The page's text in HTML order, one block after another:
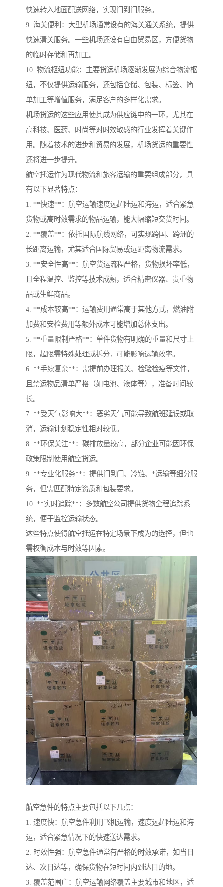
快速转入地面配送网络，实现门到门服务。
9. 海关便利：大型机场通常设有的海关通关系统，提供
快速清关服务。一些机场还设有自由贸易区，方便货物
的临时存储和再加工。
10. 物流枢纽功能：主要货运机场逐渐发展为综合物流枢
纽，不仅提供运输服务，还包括仓储、包装、标签、简
单加工等增值服务，满足客户的多样化需求。
机场货运的这些应用使其成为供应链中的一环，尤其在
高科技、医药、时尚等对时效敏感的行业发挥着关键作
用。随着技术的进步和贸易的发展，机场货运的重要性
还将进一步提升。
航空托运作为现代物流和旅客运输的重要组成部分，具
有以下显著特点：
1. **快速**：航空运输速度远超陆运和海运，适合紧急
货物或高时效需求的物品运输，能大幅缩短交货时间。
2. **覆盖**：依托国际航线网络，可实现跨国、跨洲的
长距离运输，尤其适合国际贸易或远距离物流需求。
3. **安全性高**：航空货运流程严格，货物损坏率低，
且全程温控、监控等技术成熟，适合精密仪器、贵重物
品或生鲜商品。
4. **成本较高**：运输费用通常高于其他方式，燃油附
加费和安检费用等额外成本可能增加总体支出。
5. **重量限制严格**：单件货物有明确的重量和尺寸上
限，超限需特殊处理或拆分，可能影响运输效率。
6. **手续复杂**：需提前办理报关、检验检疫等文件，
且禁运物品清单严格（如电池、液体等），准备时间较
长。
7. **受天气影响大**：恶劣天气可能导致航班延误或取
消，运输计划稳定性相对较低。
8. **环保关注**：碳排放量较高，部分企业可能因环保
政策限制使用航空货运。
9. **专业化服务**：提供门到门、冷链、*运输等细分服
务，但需匹配特定资质和包装要求。
10. **实时追踪**：多数航空公司提供货物全程追踪系
统，便于监控运输状态。
这些特点使得航空托运在特定场景下成为的选择，但也
需权衡成本与时效等因素。
航空急件的特点主要包括以下几点：
1. 速度快：航空急件利用飞机运输，速度远超陆运和海
运，适合紧急情况下的快速送达需求。
2. 时效性强：航空急件通常有严格的时效承诺，如当日
达、次日达等，确保货物在短时间内到达目的地。
3. 覆盖范围广：航空运输网络覆盖主要城市和地区，适